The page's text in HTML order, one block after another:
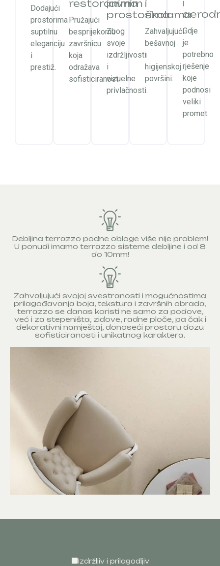
Dodajući
prostorima
suptilnu
eleganciju
i
prestiž.
restoranima
Pružajući
besprijekornu
završnicu
koja
odražava
sofisticiranost.
javnim
prostorima
Zbog
svoje
izdržljivosti
i
vizuelne
privlačnosti.
i
školama
Zahvaljujući
bešavnoj
i
higijenskoj
površini.
i
Gdje
je
potrebno
rješenje
koje
podnosi
veliki
promet.
Debljina terrazzo podne obloge više nije problem!
U ponudi imamo terrazzo sisteme debljine i od 8
do 10mm!
Zahvaljujući svojoj svestranosti i mogućnostima
prilagođavanja boja, tekstura i završnih obrada,
terrazzo se danas koristi ne samo za podove,
već i za stepeništa, zidove, radne ploče, pa čak i
dekorativni namještaj, donoseći prostoru dozu
sofisticiranosti i unikatnog karaktera.
Izdržljiv i prilagodljiv